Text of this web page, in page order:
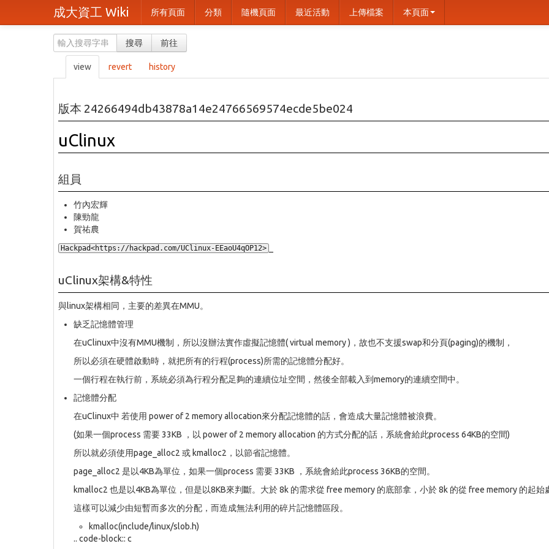
成大資工 Wiki 所有頁面 分類 隨機頁面 最近活動 上傳檔案 本頁面
搜尋 前往
view revert history
版本 24266494db43878a14e24766569574ecde5be024
uClinux
組員
竹內宏輝
陳勁龍
賀祐農
Hackpad<https://hackpad.com/UClinux-EEaoU4qOP12>
uClinux架構&特性
與linux架構相同，主要的差異在MMU。
缺乏記憶體管理
在uClinux中沒有MMU機制，所以沒辦法實作虛擬記憶體( virtual memory )，故也不支援swap和分頁(paging)的機制，
所以必須在硬體啟動時，就把所有的行程(process)所需的記憶體分配好。
一個行程在執行前，系統必須為行程分配足夠的連續位址空間，然後全部載入到memory的連續空間中。
記憶體分配
在uClinux中 若使用 power of 2 memory allocation來分配記憶體的話，會造成大量記憶體被浪費。
(如果一個process 需要 33KB ，以 power of 2 memory allocation 的方式分配的話，系統會給此process 64KB的空間)
所以就必須使用page_alloc2 或 kmalloc2，以節省記憶體。
page_alloc2 是以4KB為單位，如果一個process 需要 33KB ，系統會給此process 36KB的空間。
kmalloc2 也是以4KB為單位，但是以8KB來判斷。大於 8k 的需求從 free memory 的底部拿，小於 8k 的從 free memory 的起始
這樣可以減少由短暫而多次的分配，而造成無法利用的碎片記憶體區段。
kmalloc(include/linux/slob.h)
.. code-block:: c